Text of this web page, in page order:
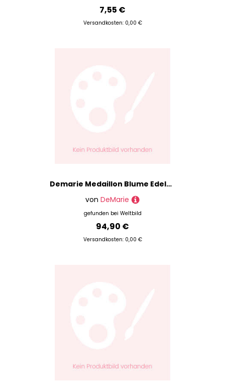
7,55 €
Versandkosten: 0,00 €
Demarie Medaillon Blume Edelstahl 44 Glänzend
von DeMarie
gefunden bei Weltbild
94,90 €
Versandkosten: 0,00 €